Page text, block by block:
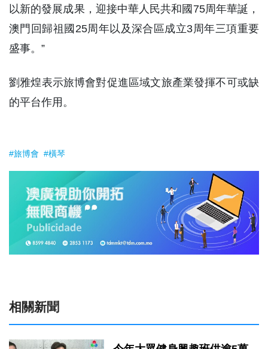
以新的發展成果，迎接中華人民共和國75周年華誕，
澳門回歸祖國25周年以及深合區成立3周年三項重要
盛事。”
劉雅煌表示旅博會對促進區域文旅產業發揮不可或缺
的平台作用。
#旅博會 #橫琴
相關新聞